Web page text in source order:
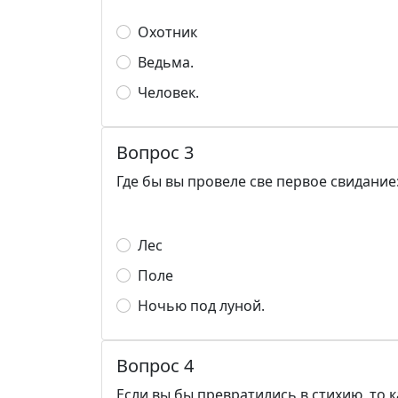
Охотник
Ведьма.
Человек.
Вопрос 3
Где бы вы провеле све первое свидание:
Лес
Поле
Ночью под луной.
Вопрос 4